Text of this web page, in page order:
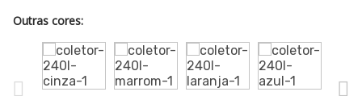
Outras cores: